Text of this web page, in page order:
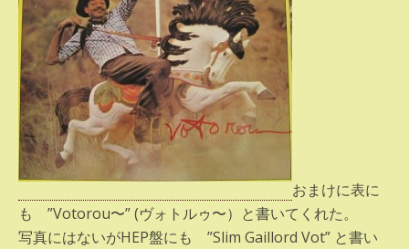
おまけに表に
も ”Votorou〜” (ヴォトルゥ〜）と書いてくれた。
写真にはないがHEP盤にも ”Slim Gaillord Vot” と書い